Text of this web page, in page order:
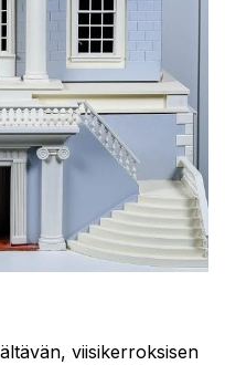
viisikerroksisen